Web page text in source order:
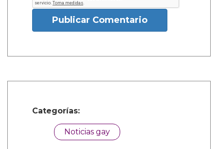
Publicar Comentario
Categorías:
Noticias gay